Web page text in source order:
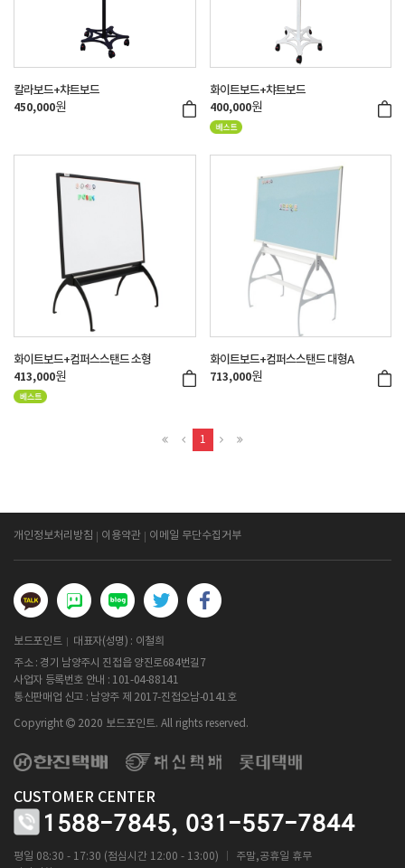
칼라보드+챠트보드
450,000원
화이트보드+챠트보드
400,000원
화이트보드+컴퍼스스탠드 소형
413,000원
화이트보드+컴퍼스스탠드 대형A
713,000원
1
개인정보처리방침 이용약관 이메일 무단수집거부
보드포인트
대표자(성명) : 이철희
주소 : 경기 남양주시 진접읍 양진로684번길7
사업자 등록번호 안내 : 101-04-88141
통신판매업 신고 : 남양주 제 2017-진접오남-0141호
Copyright 2020 보드포인트. All rights reserved.
CUSTOMER CENTER
1588-7845, 031-557-7844
평일 08:30 - 17:30 (점심시간 12:00 - 13:00)
주말,공휴일 휴무